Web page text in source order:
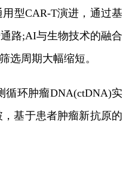
型CAR-T演进，通过基
路;AI与生物技术的融合
选周期大幅缩短。
循环肿瘤DNA(ctDNA)实
基于患者肿瘤新抗原的